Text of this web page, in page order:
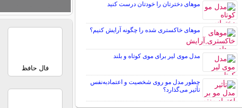
موهای دخترتان را خودتان درست کنید
موهای خاکستری شده را چگونه آرایش کنیم؟
مدل موی لیر برای موی کوتاه و بلند
چطور مدل مو روی شخصیت و اعتمادبه‌نفس
تأثیر می‌گذارد؟
فال حافظ